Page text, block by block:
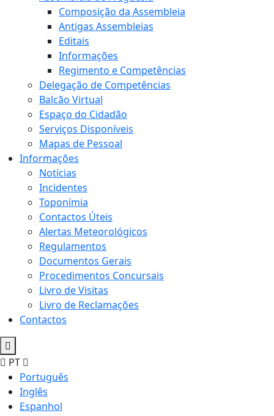
Composição da Assembleia
Antigas Assembleias
Editais
Informações
Regimento e Competências
Delegação de Competências
Balcão Virtual
Espaço do Cidadão
Serviços Disponíveis
Mapas de Pessoal
Informações
Notícias
Incidentes
Toponímia
Contactos Úteis
Alertas Meteorológicos
Regulamentos
Documentos Gerais
Procedimentos Concursais
Livro de Visitas
Livro de Reclamações
Contactos
PT
Português
Inglês
Espanhol